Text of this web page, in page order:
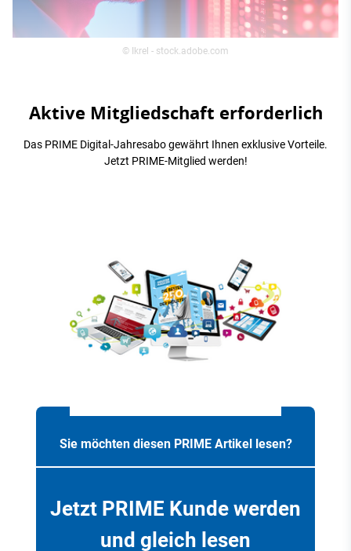
© Ikrel - stock.adobe.com
Aktive Mitgliedschaft erforderlich
Das PRIME Digital-Jahresabo gewährt Ihnen exklusive Vorteile.
Jetzt PRIME-Mitglied werden!
Sie möchten diesen PRIME Artikel lesen?
Jetzt PRIME Kunde werden
und gleich lesen